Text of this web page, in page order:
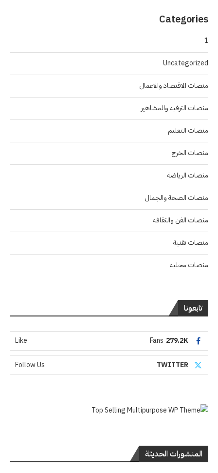
Categories
1
Uncategorized
منصات الاقتصاد والاعمال
منصات الترفيه والمشاهير
منصات التعليم
منصات الخرج
منصات الرياضة
منصات الصحة والجمال
منصات الفن والثقافة
منصات تقنية
منصات محلية
تابعونا
279.2K
Fans
Like
TWITTER
Follow Us
المنشورات الحديثة